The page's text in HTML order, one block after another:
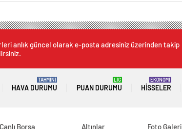
anlık güncel olarak e-posta adresiniz üzerinden takip
HAVA DURUMU
TAHMİNİ
PUAN DURUMU
LİG
HISSELER
EKONOMİ
Canlı Borsa Altınlar Foto Galeri